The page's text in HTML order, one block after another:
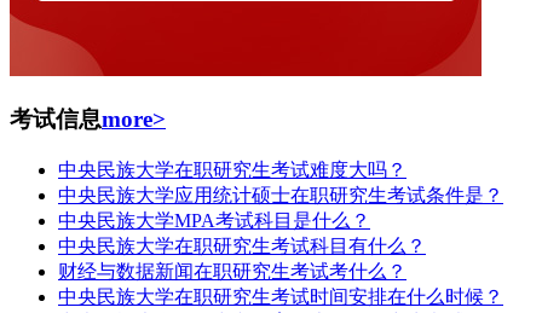
考试信息more>
中央民族大学在职研究生考试难度大吗？
中央民族大学应用统计硕士在职研究生考试条件是？
中央民族大学MPA考试科目是什么？
中央民族大学在职研究生考试科目有什么？
财经与数据新闻在职研究生考试考什么？
中央民族大学在职研究生考试时间安排在什么时候？